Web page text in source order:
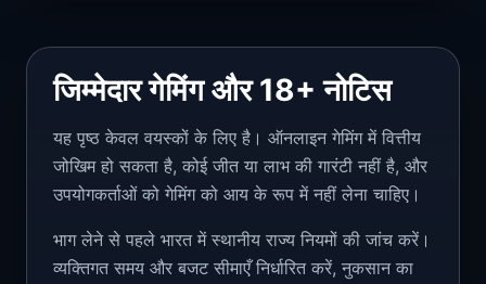
जिम्मेदार गेमिंग और 18+ नोटिस
यह पृष्ठ केवल वयस्कों के लिए है। ऑनलाइन गेमिंग में वित्तीय
जोखिम हो सकता है, कोई जीत या लाभ की गारंटी नहीं है, और
उपयोगकर्ताओं को गेमिंग को आय के रूप में नहीं लेना चाहिए।
भाग लेने से पहले भारत में स्थानीय राज्य नियमों की जांच करें।
व्यक्तिगत समय और बजट सीमाएँ निर्धारित करें, नुकसान का